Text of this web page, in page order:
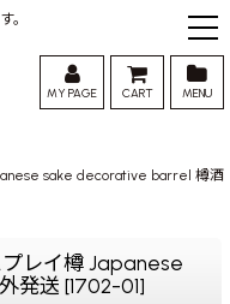
。
MY PAGE CART MENU
sake decorative barrel 樽酒
プレイ樽 Japanese
発送 [1702-01]